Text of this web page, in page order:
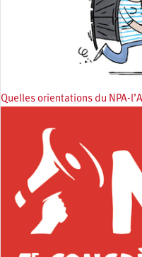
Quelles orientations du NPA-